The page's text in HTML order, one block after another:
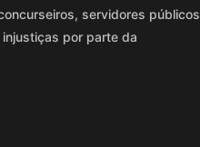
servidores públicos
por parte da